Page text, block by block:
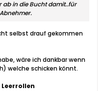
ab in die Bucht damit..für
selbst drauf gekommen
wäre ich dankbar wenn
welche schicken könnt.